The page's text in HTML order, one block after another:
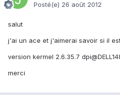
Posté(e) 26 août 2012
salut
j'ai un ace et j'aimerai savoir si il
version kermel 2.6.35.7
merci